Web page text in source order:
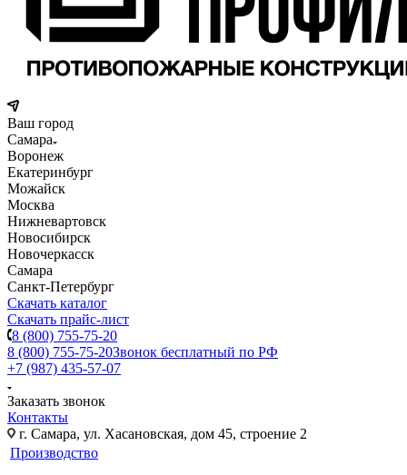
Ваш город
Самара
Воронеж
Екатеринбург
Можайск
Москва
Нижневартовск
Новосибирск
Новочеркасск
Самара
Санкт-Петербург
Скачать каталог
Скачать прайс-лист
8 (800) 755-75-20
8 (800) 755-75-20Звонок бесплатный по РФ
+7 (987) 435-57-07
Заказать звонок
Контакты
г. Самара, ул. Хасановская, дом 45, строение 2
Производство